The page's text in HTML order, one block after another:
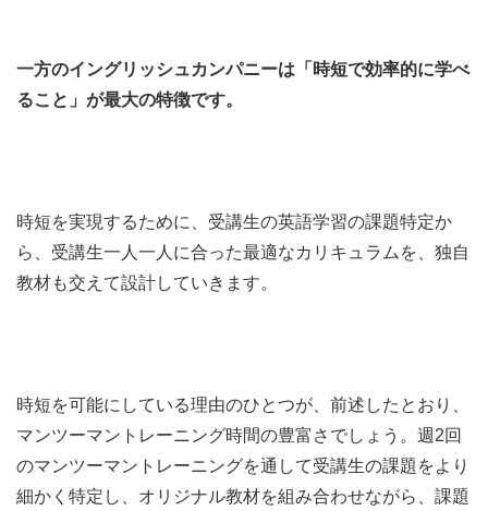
一方のイングリッシュカンパニーは「時短で効率的に学べ
ること」が最大の特徴です。
時短を実現するために、受講生の英語学習の課題特定か
ら、受講生一人一人に合った最適なカリキュラムを、独自
教材も交えて設計していきます。
時短を可能にしている理由のひとつが、前述したとおり、
マンツーマントレーニング時間の豊富さでしょう。週2回
のマンツーマントレーニングを通して受講生の課題をより
細かく特定し、オリジナル教材を組み合わせながら、課題